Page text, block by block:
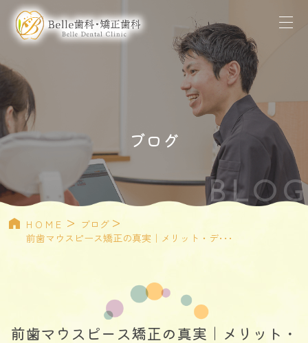
ブログ
BLOG
HOME > ブログ >
前歯マウスピース矯正の真実｜メリット・デ･･･
前歯マウスピース矯正の真実｜メリット・